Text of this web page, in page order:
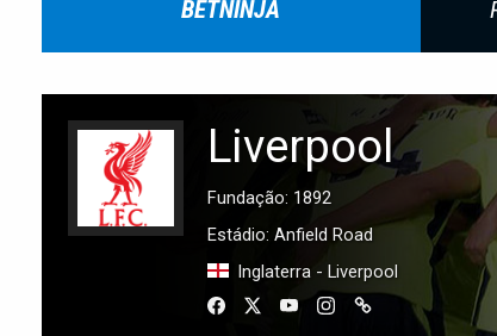
BETNINJA
Liverpool
Fundação: 1892
Estádio: Anfield Road
Inglaterra - Liverpool